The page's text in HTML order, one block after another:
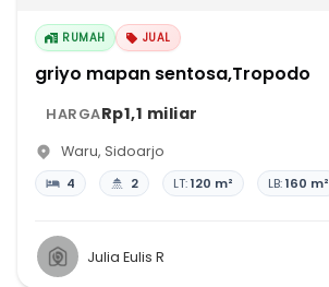
RUMAH JUAL
griyo mapan sentosa,Tropodo
HARGARp1,1 miliar
Waru, Sidoarjo
4 2 LT:120 m² LB:160 m²
Julia Eulis R